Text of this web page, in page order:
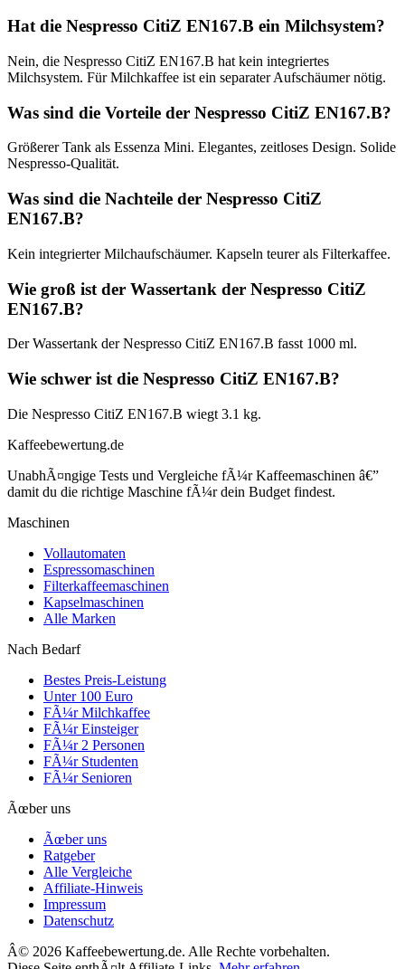
Hat die Nespresso CitiZ EN167.B ein Milchsystem?
Nein, die Nespresso CitiZ EN167.B hat kein integriertes
Milchsystem. Für Milchkaffee ist ein separater Aufschäumer nötig.
Was sind die Vorteile der Nespresso CitiZ EN167.B?
Größerer Tank als Essenza Mini. Elegantes, zeitloses Design. Solide
Nespresso-Qualität.
Was sind die Nachteile der Nespresso CitiZ
EN167.B?
Kein integrierter Milchaufschäumer. Kapseln teurer als Filterkaffee.
Wie groß ist der Wassertank der Nespresso CitiZ
EN167.B?
Der Wassertank der Nespresso CitiZ EN167.B fasst 1000 ml.
Wie schwer ist die Nespresso CitiZ EN167.B?
Die Nespresso CitiZ EN167.B wiegt 3.1 kg.
Kaffeebewertung.de
UnabhÃ¤ngige Tests und Vergleiche fÃ¼r Kaffeemaschinen â€”
damit du die richtige Maschine fÃ¼r dein Budget findest.
Maschinen
Vollautomaten
Espressomaschinen
Filterkaffeemaschinen
Kapselmaschinen
Alle Marken
Nach Bedarf
Bestes Preis-Leistung
Unter 100 Euro
FÃ¼r Milchkaffee
FÃ¼r Einsteiger
FÃ¼r 2 Personen
FÃ¼r Studenten
FÃ¼r Senioren
Ãœber uns
Ãœber uns
Ratgeber
Alle Vergleiche
Affiliate-Hinweis
Impressum
Datenschutz
Â© 2026 Kaffeebewertung.de. Alle Rechte vorbehalten.